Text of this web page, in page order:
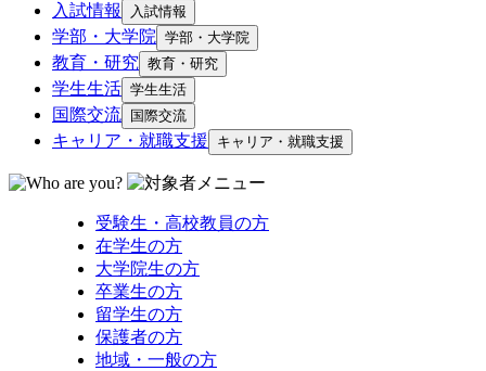
入試情報 入試情報
学部・大学院 学部・大学院
教育・研究 教育・研究
学生生活 学生生活
国際交流 国際交流
キャリア・就職支援 キャリア・就職支援
受験生・高校教員の方
在学生の方
大学院生の方
卒業生の方
留学生の方
保護者の方
地域・一般の方